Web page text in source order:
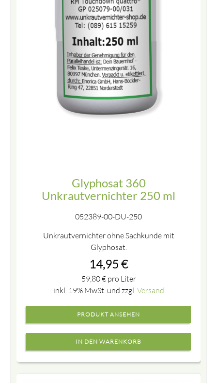
Glyphosat 360
Unkrautvernichter 250 ml
052389-00-DU-250
Unkrautvernichter ohne Sachkunde mit
Glyphosat.
14,95 €
59,80€pro Liter
inkl. 19% MwSt. und zzgl.Versand
PRODUKT ANSEHEN